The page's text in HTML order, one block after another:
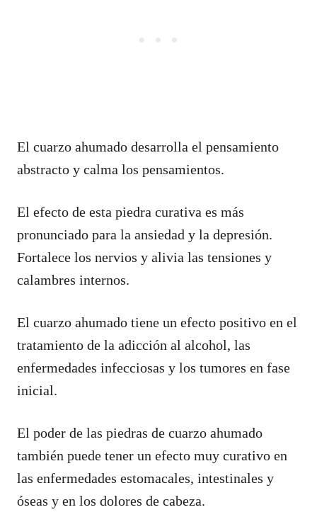
El cuarzo ahumado desarrolla el pensamiento
abstracto y calma los pensamientos.
El efecto de esta piedra curativa es más
pronunciado para la ansiedad y la depresión.
Fortalece los nervios y alivia las tensiones y
calambres internos.
El cuarzo ahumado tiene un efecto positivo en el
tratamiento de la adicción al alcohol, las
enfermedades infecciosas y los tumores en fase
inicial.
El poder de las piedras de cuarzo ahumado
también puede tener un efecto muy curativo en
las enfermedades estomacales, intestinales y
óseas y en los dolores de cabeza.